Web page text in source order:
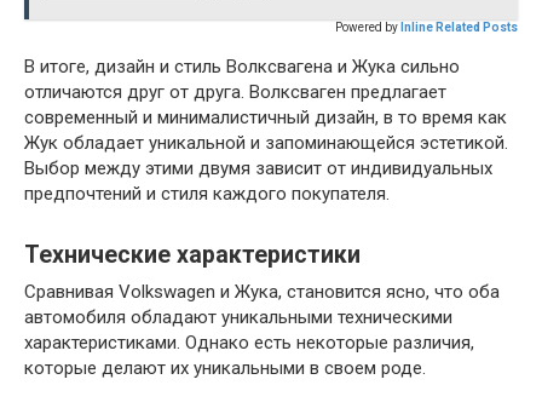
Powered by Inline Related Posts
В итоге, дизайн и стиль Волксвагена и Жука сильно
отличаются друг от друга. Волксваген предлагает
современный и минималистичный дизайн, в то время как
Жук обладает уникальной и запоминающейся эстетикой.
Выбор между этими двумя зависит от индивидуальных
предпочтений и стиля каждого покупателя.
Технические характеристики
Сравнивая Volkswagen и Жука, становится ясно, что оба
автомобиля обладают уникальными техническими
характеристиками. Однако есть некоторые различия,
которые делают их уникальными в своем роде.